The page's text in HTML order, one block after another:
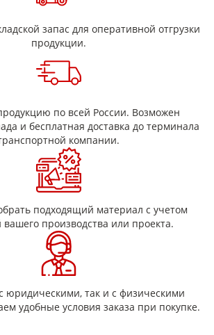
Для усиления добавляют армирование
пленкой и стеклотканью.
слюдопластовой бумаги и
полиэтилентерефталатной пленки.
связующим, загружают в горячий пресс.
и при высокой температуре связующее
Слои бумаги, пропитанной клеем,
в монолитный лист.
это слюдопласт, состоящий из нескольких
бумаги, пропитанной эпоксидным
полиэтилентерефталатной
спрессованных в единое целое. Он
электроизоляционный материал с
и механическими свойствами.
характеристики
бумаги, пропитанной
соответствует типу 223 согласно
Ниже ключевые показатели изолятора.
запас для оперативной отгрузки
продукции.
по всей России. Возможен
и бесплатная доставка до терминала
компании.
подходящий материал с учетом
производства или проекта.
юридическими, так и с физическими
удобные условия заказа при покупке.